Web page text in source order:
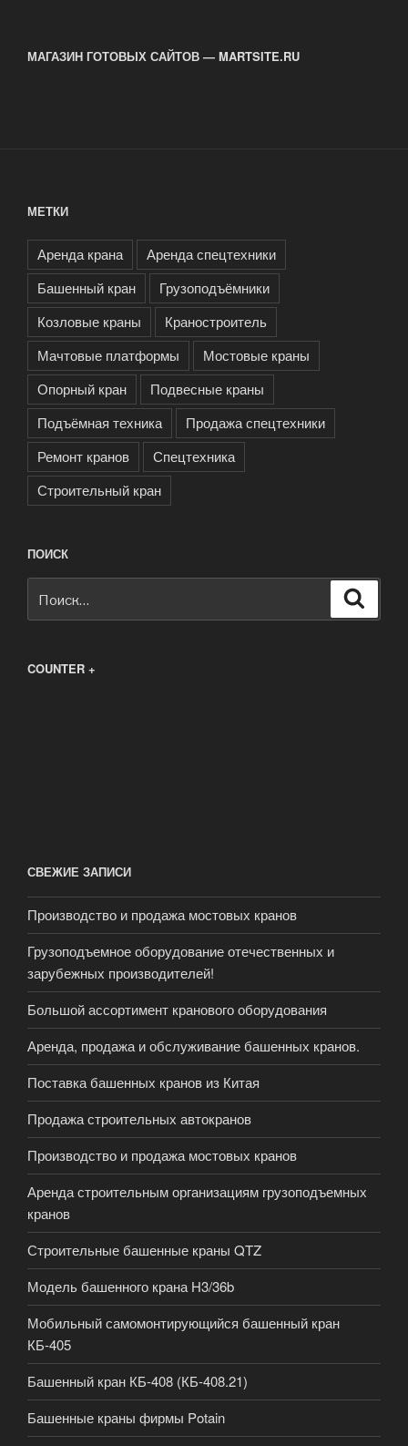
МАГАЗИН ГОТОВЫХ САЙТОВ — MARTSITE.RU
МЕТКИ
Аренда крана
Аренда спецтехники
Башенный кран
Грузоподъёмники
Козловые краны
Краностроитель
Мачтовые платформы
Мостовые краны
Опорный кран
Подвесные краны
Подъёмная техника
Продажа спецтехники
Ремонт кранов
Спецтехника
Строительный кран
ПОИСК
COUNTER +
СВЕЖИЕ ЗАПИСИ
Производство и продажа мостовых кранов
Грузоподъемное оборудование отечественных и
зарубежных производителей!
Большой ассортимент кранового оборудования
Аренда, продажа и обслуживание башенных кранов.
Поставка башенных кранов из Китая
Продажа строительных автокранов
Производство и продажа мостовых кранов
Аренда строительным организациям грузоподъемных
кранов
Строительные башенные краны QTZ
Модель башенного крана H3/36b
Мобильный самомонтирующийся башенный кран
КБ-405
Башенный кран КБ-408 (КБ-408.21)
Башенные краны фирмы Potain